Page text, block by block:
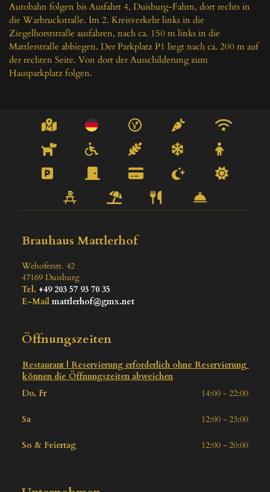
Autobahn folgen bis Ausfahrt 4, Duisburg-Fahrn, dort rechts in
die Warbruckstraße. Im 2. Kreisverkehr links in die
Ziegelhorststraße ausfahren, nach ca. 150 m links in die
Mattlerstraße abbiegen. Der Parkplatz P1 liegt nach ca. 200 m auf
der rechten Seite. Von dort der Ausschilderung zum
Hausparkplatz folgen.
Brauhaus Mattlerhof
Wehoferstr. 42
47169 Duisburg
Tel. +49 203 57 93 70 35
E-Mail mattlerhof@gmx.net
Öffnungszeiten
Restaurant | Reservierung erforderlich ohne Reservierung
können die Öffnungszeiten abweichen
Do, Fr
14:00 - 22:00
Sa 12:00 - 23:00
So & Feiertag 12:00 - 20:00